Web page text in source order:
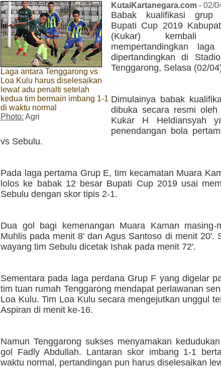
Laga antara Tenggarong vs
Loa Kulu harus diselesaikan
lewat adu penalti setelah
kedua tim bermain imbang 1-1
di waktu normal
Photo: Agri
KutaiKartanegara.com - 02/
Babak kualifikasi grup
Bupati Cup 2019
(Kukar) kembali
mempertandingkan
dipertandingkan di
Tenggarong, Selasa (02/
Dimulainya babak
dibuka secara resmi
Kukar H Heldiansyah
penendangan bola
vs Sebulu.
Pada laga pertama Grup E, tim kecamatan Muara
lolos ke babak 12 besar Bupati Cup 2019 usai
Sebulu dengan skor tipis 2-1.
Dua gol bagi kemenangan Muara Kaman masing-
Muhlis pada menit 8' dan Agus Santoso di menit 20'.
wayang tim Sebulu dicetak Ishak pada menit 72'.
Sementara pada laga perdana Grup F yang digelar
tim tuan rumah Tenggarong mendapat perlawanan
Loa Kulu. Tim Loa Kulu secara mengejutkan unggul
Aspiran di menit ke-16.
Namun Tenggarong sukses menyamakan
gol Fadly Abdullah. Lantaran skor imbang 1-1
waktu normal, pertandingan pun harus diselesaikan